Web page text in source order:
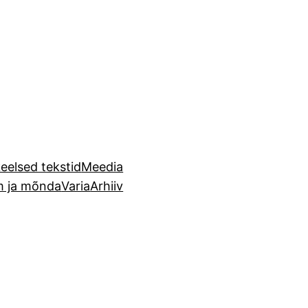
tekstidMeedia
ja mõndaVariaArhiiv